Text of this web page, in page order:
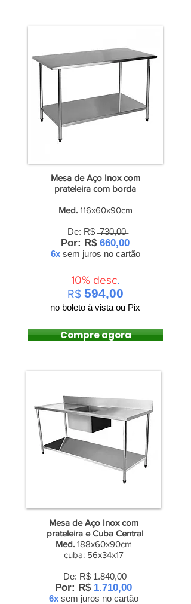
Mesa de Aço Inox com
prateleira com borda
Med. 116x60x90cm
De: R$ ̶7̶3̶0̶,̶0̶0̶
Por: R$ 660,00
6x sem juros no cartão
10% desc.
R$ 594,00
no boleto à vista ou Pix
Compre agora
Mesa de Aço Inox com
prateleira e Cuba Central
Med. 188x60x90cm
cuba: 56x34x17
De: R$ 1̶.̶8̶4̶0̶,̶0̶0̶
Por: R$ 1.710,00
6x sem juros no cartão